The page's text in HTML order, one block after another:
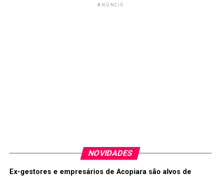
ANÚNCIO
NOVIDADES
Ex-gestores e empresários de Acopiara são alvos de